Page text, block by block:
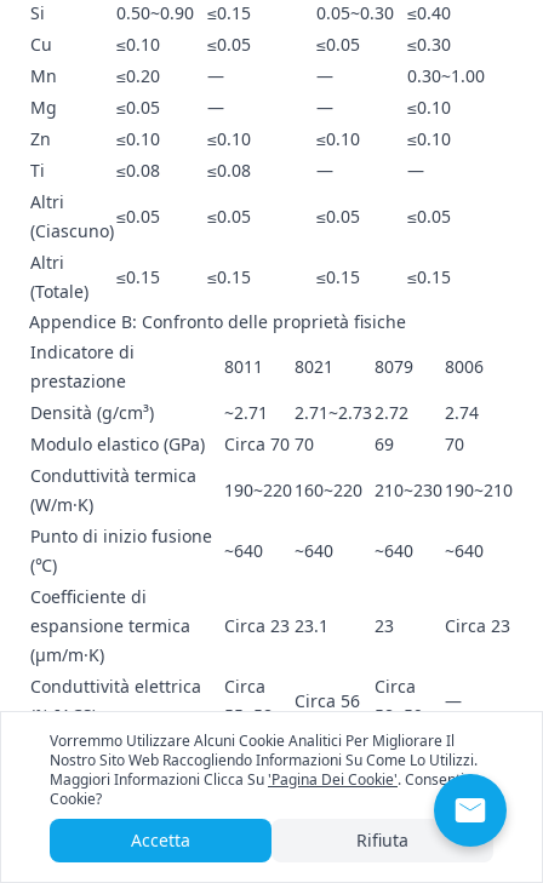
Si
0.50~0.90 ≤0.15 0.05~0.30 ≤0.40
Cu
≤0.10 ≤0.05 ≤0.05
≤0.30
Mn
≤0.20 — —
0.30~1.00
Mg
≤0.05 — —
≤0.10
Zn
≤0.10 ≤0.10 ≤0.10
≤0.10
Ti
≤0.08 ≤0.08 —
—
Altri
(Ciascuno)
≤0.05 ≤0.05 ≤0.05
≤0.05
Altri
(Totale)
≤0.15 ≤0.15 ≤0.15
≤0.15
Appendice B: Confronto delle proprietà fisiche
Indicatore di
prestazione
8011 8021 8079
8006
Densità (g/cm³)
~2.71 2.71~2.732.72
2.74
Modulo elastico (GPa)
Circa 70 70 69
70
Conduttività termica
(W/m·K)
190~220160~220 210~230190~210
Punto di inizio fusione
(℃)
~640 ~640 ~640
~640
Coefficiente di
espansione termica
(μm/m·K)
Circa 23 23.1 23 Circa 23
Conduttività elettrica
(% IACS)
Circa
55~58
Circa 56
Circa
58~59
—
Appendice C: Proprietà meccaniche per stato
StatoIndicatore 8011 8021 8079
8006
StatoResistenza alla
trazione (MPa)
80~110
123~135
StatoAllungamento Circa
Vorremmo Utilizzare Alcuni Cookie Analitici Per Migliorare Il
Nostro Sito Web Raccogliendo Informazioni Su Come Lo Utilizzi.
Maggiori Informazioni Clicca Su'Pagina Dei Cookie'. Consenti I
Cookie?
Accetta Rifiuta